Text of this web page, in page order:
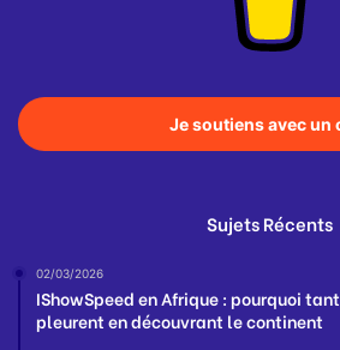
Je soutiens avec un
Sujets Récents
02/03/2026
IShowSpeed en Afrique : pourquoi
pleurent en découvrant le continent